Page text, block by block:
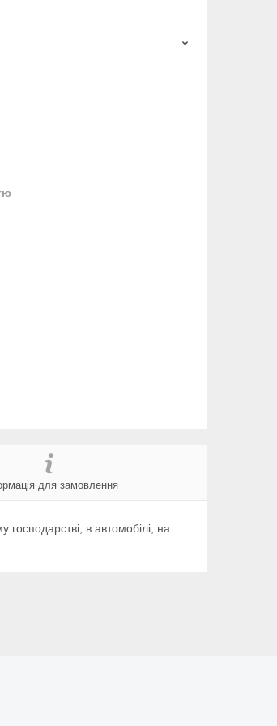
для замовлення
в автомобілі, на